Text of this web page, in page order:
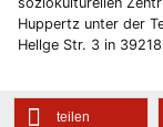
Huppertz unter der
Hellge Str. 3 in
teilen